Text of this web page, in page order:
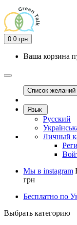
0 0 грн
Ваша корзина
Список желаний
Язык
Русский
Личный
Мы в instagram
грн
Бесплатно по
Выбрать категорию